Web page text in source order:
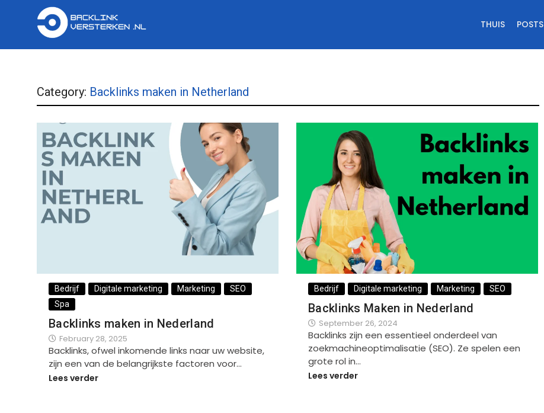
THUIS POSTS
Category: Backlinks maken in Netherland
Bedrijf Digitale marketing Marketing
SEO
Spa
Backlinks maken in Nederland
February 28, 2025
Backlinks, ofwel inkomende links naar uw website,
zijn een van de belangrijkste factoren voor…
Lees verder
Bedrijf Digitale marketing Marketing SEO
Backlinks Maken in Nederland
September 26, 2024
Backlinks zijn een essentieel onderdeel van
zoekmachineoptimalisatie (SEO). Ze spelen een
grote rol in…
Lees verder